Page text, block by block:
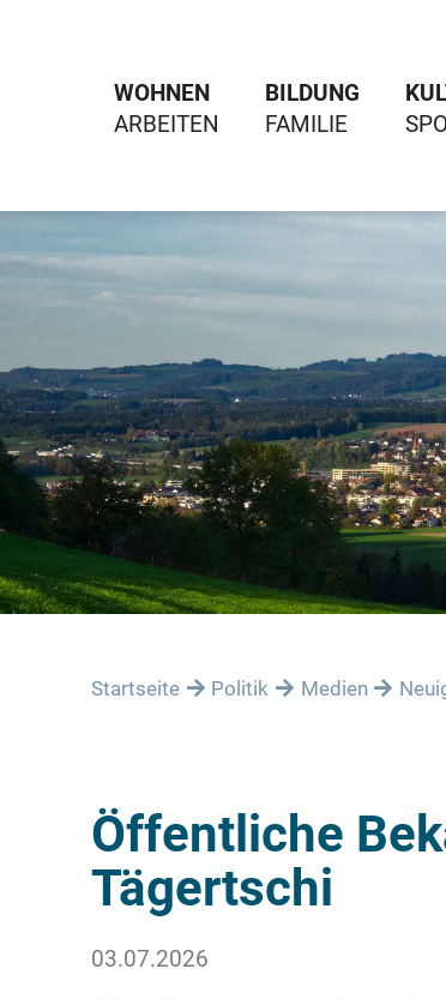
WOHNEN BILDUNG
Startseite Politik Medien
Öffentliche
Tägertschi
03.07.2026